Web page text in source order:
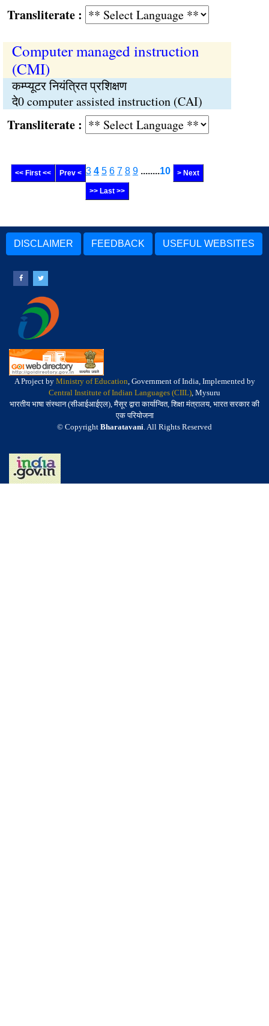
:
Computer managed instruction
(CMI)
कम्प्यूटर नियंत्रित प्रशिक्षण
दे0 computer assisted instruction (CAI)
:
<< First << Prev < 3 4 5 6 7 8 9 ........10 > Next
>> Last >>
DISCLAIMER FEEDBACK USEFUL WEBSITES
A Project by Ministry of Education, Government of India, Implemented by
Central Institute of Indian Languages (CIIL), Mysuru
भारतीय भाषा संस्थान (सीआईआईएल), मैसूर द्वारा कार्यान्वित, शिक्षा मंत्रालय, भारत सरकार की
एक परियोजना
© Copyright Bharatavani. All Rights Reserved